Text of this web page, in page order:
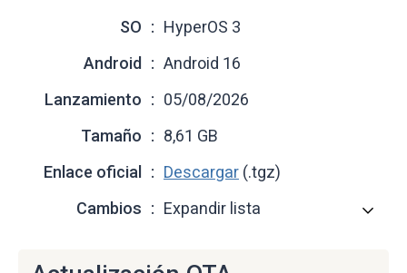
SO
HyperOS 3
Android
Android 16
Lanzamiento
05/08/2026
Tamaño
8,61 GB
Enlace oficial
Descargar (.tgz)
Cambios
Expandir lista